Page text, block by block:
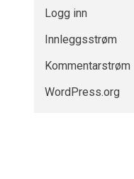
Logg inn
Innleggsstrøm
Kommentarstrøm
WordPress.org